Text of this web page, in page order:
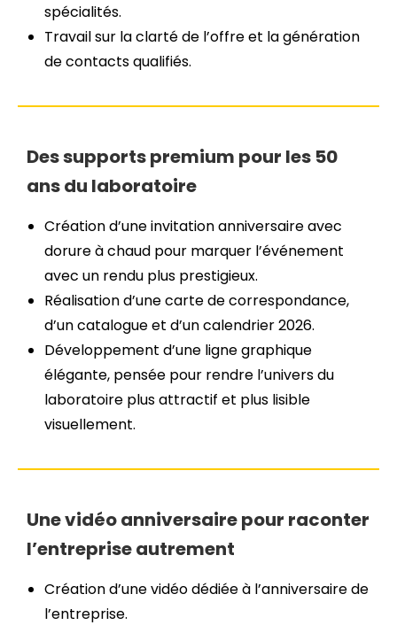
spécialités.
Travail sur la clarté de l’offre et la génération
de contacts qualifiés.
Des supports premium pour les 50
ans du laboratoire
Création d’une invitation anniversaire avec
dorure à chaud pour marquer l’événement
avec un rendu plus prestigieux.
Réalisation d’une carte de correspondance,
d’un catalogue et d’un calendrier 2026.
Développement d’une ligne graphique
élégante, pensée pour rendre l’univers du
laboratoire plus attractif et plus lisible
visuellement.
Une vidéo anniversaire pour raconter
l’entreprise autrement
Création d’une vidéo dédiée à l’anniversaire de
l’entreprise.